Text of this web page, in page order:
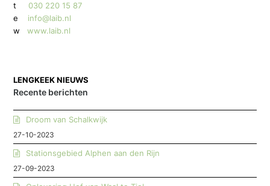
t030 220 15 87
e info@laib.nl
w
www.laib.nl
LENGKEEK NIEUWS
Recente berichten
Droom van Schalkwijk
27-10-2023
Stationsgebied Alphen aan den Rijn
27-09-2023